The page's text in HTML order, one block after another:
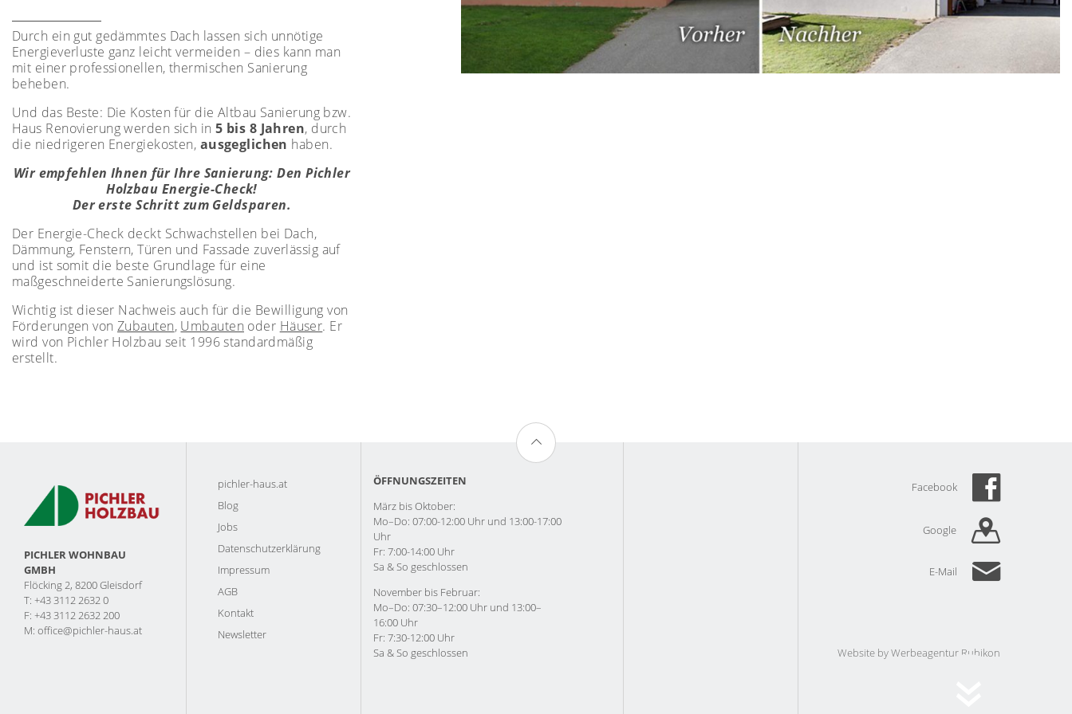
Durch ein gut gedämmtes Dach lassen sich unnötige
Energieverluste ganz leicht vermeiden – dies kann man
mit einer professionellen, thermischen Sanierung
beheben.
Und das Beste: Die Kosten für die Altbau Sanierung bzw.
Haus Renovierung werden sich in5 bis 8 Jahren, durch
die niedrigeren Energiekosten, ausgeglichen haben.
Wir empfehlen Ihnen für Ihre Sanierung: Den Pichler
Holzbau Energie-Check!
Der erste Schritt zum Geldsparen.
Der Energie-Check deckt Schwachstellen bei Dach,
Dämmung, Fenstern, Türen und Fassade zuverlässig auf
und ist somit die beste Grundlage für eine
maßgeschneiderte Sanierungslösung.
Wichtig ist dieser Nachweis auch für die Bewilligung von
Förderungen vonZubauten, Umbauten oder Häuser. Er
wird von Pichler Holzbau seit 1996 standardmäßig
erstellt.
PICHLER WOHNBAU
GMBH
Flöcking 2, 8200 Gleisdorf
T: +43 3112 2632 0
F: +43 3112 2632 200
M: office@pichler-haus.at
pichler-haus.at
Blog
Jobs
Datenschutzerklärung
Impressum
AGB
Kontakt
Newsletter
ÖFFNUNGSZEITEN
März bis Oktober:
Mo–Do: 07:00-12:00 Uhr und 13:00-17:00
Uhr
Fr: 7:00-14:00 Uhr
Sa & So geschlossen
November bis Februar:
Mo–Do: 07:30–12:00 Uhr und 13:00–
16:00 Uhr
Fr: 7:30-12:00 Uhr
Sa & So geschlossen
Facebook
Google
E-Mail
Website byWerbeagentur Rubikon